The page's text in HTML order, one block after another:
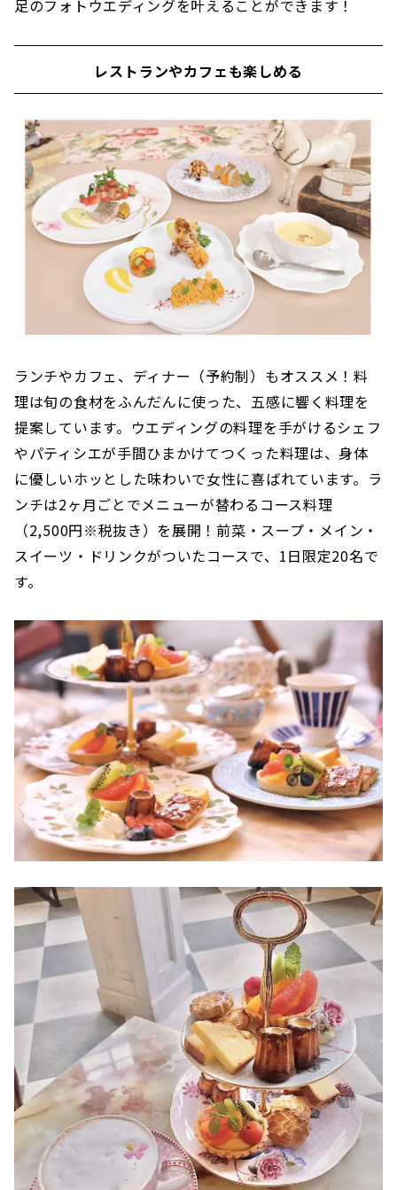
足のフォトウエディングを叶えることができます！
レストランやカフェも楽しめる
ランチやカフェ、ディナー（予約制）もオススメ！料
理は旬の食材をふんだんに使った、五感に響く料理を
提案しています。ウエディングの料理を手がけるシェフ
やパティシエが手間ひまかけてつくった料理は、身体
に優しいホッとした味わいで女性に喜ばれています。ラ
ンチは2ヶ月ごとでメニューが替わるコース料理
（2,500円※税抜き）を展開！前菜・スープ・メイン・
スイーツ・ドリンクがついたコースで、1日限定20名で
す。